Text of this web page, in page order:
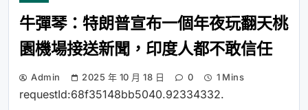
牛彈琴：特朗普宣布一個年夜玩翻天桃
園機場接送新聞，印度人都不敢信任
Admin 2025 年 10 月 18 日 0 1 Mins
requestId:68f35148bb5040.92334332.